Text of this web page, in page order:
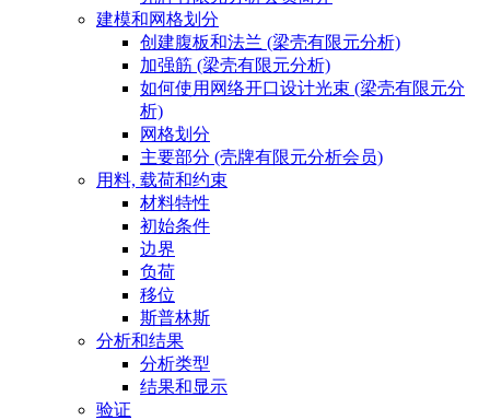
建模和网格划分
创建腹板和法兰 (梁壳有限元分析)
加强筋 (梁壳有限元分析)
如何使用网络开口设计光束 (梁壳有限元分
析)
网格划分
主要部分 (壳牌有限元分析会员)
用料, 载荷和约束
材料特性
初始条件
边界
负荷
移位
斯普林斯
分析和结果
分析类型
结果和显示
验证